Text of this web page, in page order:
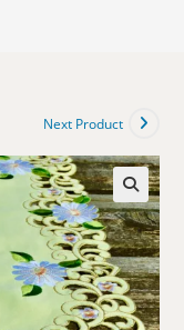
Next Product
🔍